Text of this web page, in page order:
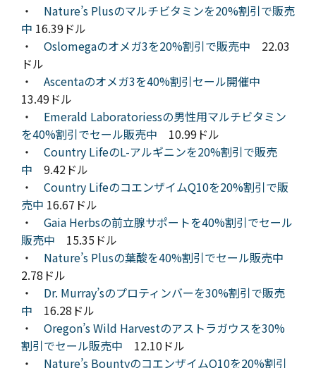
・ Nature’s Plusのマルチビタミンを20%割引で販売
中 16.39ドル
・ Oslomegaのオメガ3を20%割引で販売中 22.03
ドル
・ Ascentaのオメガ3を40%割引セール開催中
13.49ドル
・ Emerald Laboratoriessの男性用マルチビタミン
を40%割引でセール販売中 10.99ドル
・ Country LifeのL-アルギニンを20%割引で販売
中 9.42ドル
・ Country LifeのコエンザイムQ10を20%割引で販
売中 16.67ドル
・ Gaia Herbsの前立腺サポートを40%割引でセール
販売中 15.35ドル
・ Nature’s Plusの葉酸を40%割引でセール販売中
2.78ドル
・ Dr. Murray’sのプロティンバーを30%割引で販売
中 16.28ドル
・ Oregon’s Wild Harvestのアストラガウスを30%
割引でセール販売中 12.10ドル
・ Nature’s BountyのコエンザイムQ10を20%割引